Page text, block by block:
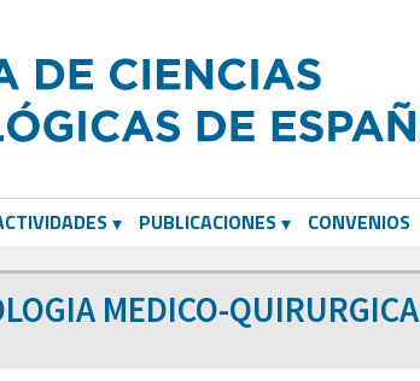
PUBLICACIONES CONVENIOS
MEDICO-QUIRURGICA